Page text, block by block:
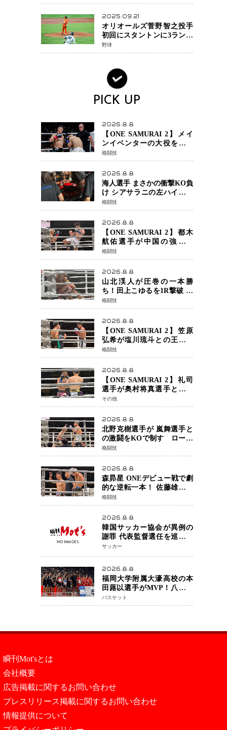
でに終えています」と明言
2025.09.21
オリオールズ菅野智之投手
初回にスタントンに3ラン被
弾 3回6安打4失点で降板
野球
PICK UP
2026.8.8
【ONE SAMURAI 2】メイ
ンイベンターの大役をしっ
かりやってのけた野杁正明
が衝撃のリベンジ！ リ
ウ・メンヤンを1R・2分59秒
KO、左カウンターで完全決
着
格闘技
2026.8.8
海人選手 まさかの衝撃KO負
け シアサラニの左ハイが炸
裂 リベンジ戦は一瞬で決着
格闘技
2026.8.8
【ONE SAMURAI 2】都木
航佑選手が中国の強豪ル
オ・チャオの猛攻を受けな
がらも的確な攻撃で応戦
最後まで打ち合うも判定で
チャオに軍配
格闘技
2026.8.8
山北渓人が圧巻の一本勝
ち！田上こゆるを1R撃破 ケ
ルベロスチョークで存在感
を示す
格闘技
2026.8.8
【ONE SAMURAI 2】笠原
弘希が塩川琉斗との王者対
決を制す 圧力で主導権を握
り判定勝利
格闘技
2026.8.8
【ONE SAMURAI 2】礼司
選手が奥村将真選手との接
戦を制す カウンターと正確
な打撃で判定勝利
その他
2026.8.8
北野克樹選手が 嵐舞選手と
の激闘をKOで制す ローブ
ローが相次ぐ波乱の展開…
涙の勝利「生まれてくる娘
のために750万円を使いた
い」
格闘技
2026.8.8
森昴星 ONEデビュー戦で劇
的な逆転一本！ 佐藤雄介の
強烈な打撃を耐え抜き、リ
アネイキッドチョークで勝
利
格闘技
2026.8.8
韓国サッカー協会が異例の
謝罪 代表監督選任を巡る疑
惑など相次ぐ問題「組織の
刷新」誓う
サッカー
2026.8.8
福岡大学附属大濠高校の本
田蕗以選手がMVP！八村塁
主宰「BLACK SAMURAI
SUMMIT 2026」で存在感
バスケット
瞬刊Mot'sとは
会社概要
広告掲載に関するお問い合わせ
プレスリリース掲載に関するお問い合わせ
情報提供について